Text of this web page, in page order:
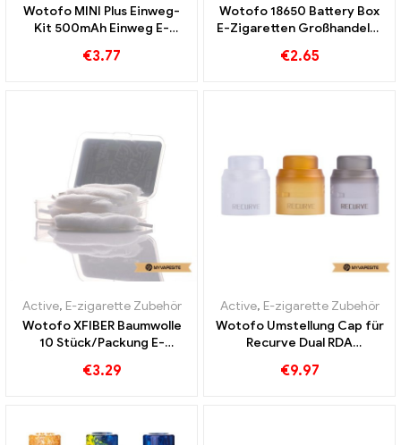
Wotofo MINI Plus Einweg-
Kit 500mAh Einweg E-
Custom
€3.77
Wotofo 18650 Battery Box
E-Zigaretten Großhandel丨
€2.65
Active, E-zigarette Zubehör
Wotofo XFIBER Baumwolle
10 Stück/Packung E-
Custom
€3.29
Active, E-zigarette Zubehör
Wotofo Umstellung Cap für
Recurve Dual RDA
Großhandel丨Custom
€9.97